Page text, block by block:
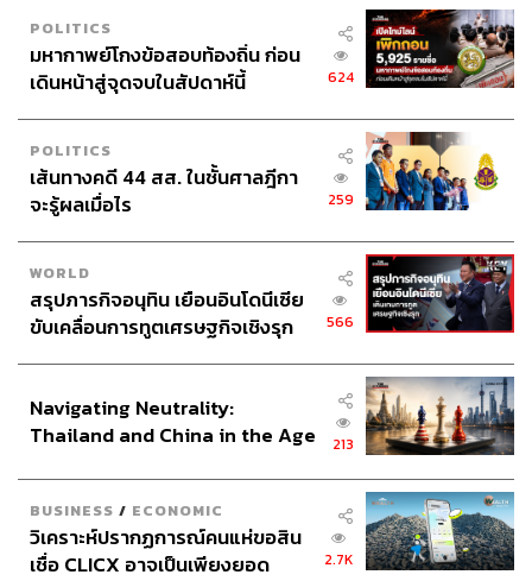
POLITICS
มหากาพย์โกงข้อสอบท้องถิ่น ก่อน
เดินหน้าสู่จุดจบในสัปดาห์นี้
624
POLITICS
เส้นทางคดี 44 สส. ในชั้นศาลฎีกา
จะรู้ผลเมื่อไร
259
WORLD
สรุปภารกิจอนุทิน เยือนอินโดนีเซีย
ขับเคลื่อนการทูตเศรษฐกิจเชิงรุก
566
Navigating Neutrality:
Thailand and China in the Age
213
BUSINESS / ECONOMIC
วิเคราะห์ปรากฏการณ์คนแห่ขอสิน
เชื่อ CLICX อาจเป็นเพียงยอด
2.7K